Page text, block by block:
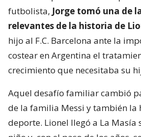
futbolista, Jorge tomó una de
relevantes de la historia de
hijo al F.C. Barcelona ante la
costear en Argentina el
crecimiento que necesitaba su
Aquel desafío familiar cambió
de la familia Messi y también la
deporte. Lionel llegó a La Masía